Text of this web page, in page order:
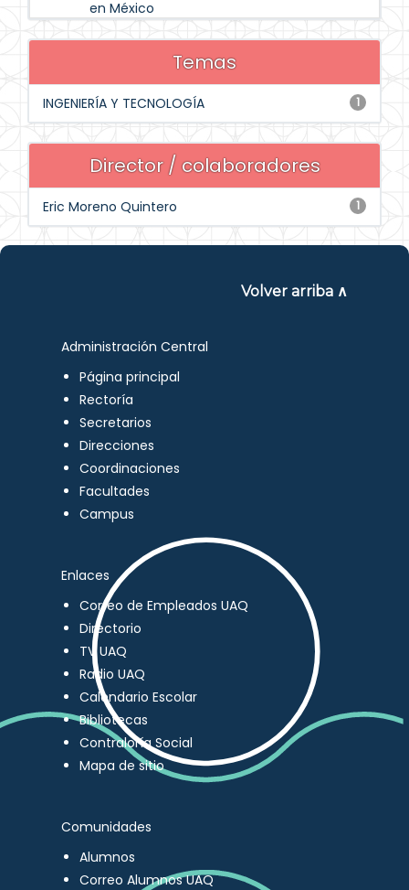
en México
Temas
1
INGENIERÍA Y TECNOLOGÍA
Director / colaboradores
1
Eric Moreno Quintero
Volver arriba ∧
Administración Central
Página principal
Rectoría
Secretarios
Direcciones
Coordinaciones
Facultades
Campus
Enlaces
Correo de Empleados UAQ
Directorio
TV UAQ
Radio UAQ
Calendario Escolar
Bibliotecas
Contraloría Social
Mapa de sitio
Comunidades
Alumnos
Correo Alumnos UAQ